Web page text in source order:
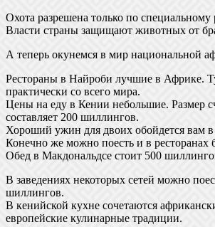
Охота разрешена только по
Власти страны защищают животных от
А теперь окунемся в мир национальной
Рестораны в Найроби лучшие в Африке.
практически со всего мира.
Цены на еду в Кении небольшие. Размер
составляет 200 шиллингов.
Хороший ужин для двоих обойдется вам
Конечно же можно поесть и в ресторанах
Обед в Макдональдсе стоит 500
В заведениях некоторых сетей можно
шиллингов.
В кенийской кухне сочетаются
европейские кулинарные традиции.